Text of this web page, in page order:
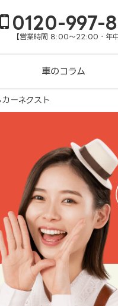
0120-997-
【営業時間 8:00～22:00・年中
車のコラム
ーネクスト